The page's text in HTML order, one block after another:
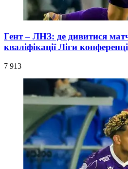
Гент – ЛНЗ: де дивитися
кваліфікації Ліги
7 913